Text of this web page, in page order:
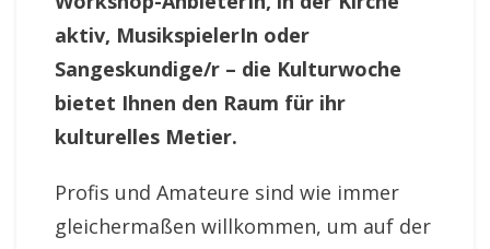
aktiv, MusikspielerIn oder
Sangeskundige/r – die Kulturwoche
bietet Ihnen den Raum für ihr
kulturelles Metier.
Profis und Amateure sind wie immer
gleichermaßen willkommen, um auf der